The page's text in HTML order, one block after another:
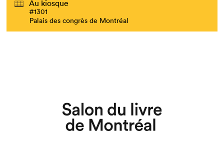
Que cherchez-vous?
Au kiosque
#1301
Palais des congrès de Montréal